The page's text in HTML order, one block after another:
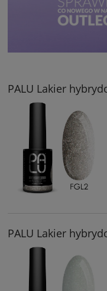
PALU Lakier
PALU Lakier